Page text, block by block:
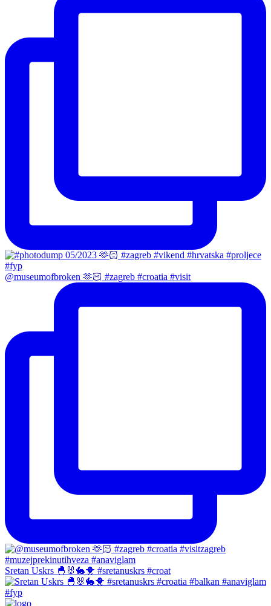
@museumofbroken 🫶🏻 #zagreb #croatia #visit
Sretan Uskrs 🐣🐰🐇🐥 #sretanuskrs #croat